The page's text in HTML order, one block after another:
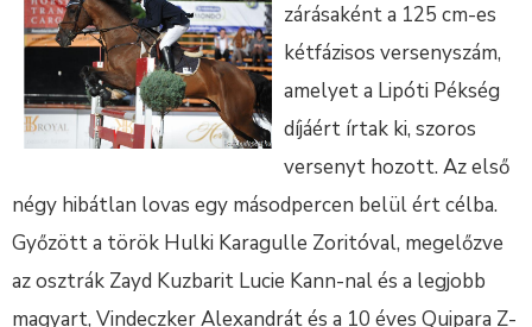
zárásaként a 125 cm-es
kétfázisos versenyszám,
amelyet a Lipóti Pékség
díjáért írtak ki, szoros
versenyt hozott. Az első
négy hibátlan lovas egy másodpercen belül ért célba.
Győzött a török Hulki Karagulle Zoritóval, megelőzve
az osztrák Zayd Kuzbarit Lucie Kann-nal és a legjobb
magyart, Vindeczker Alexandrát és a 10 éves Quipara Z-